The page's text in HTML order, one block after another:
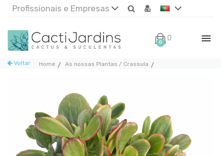
Profissionais e Empresas
0 0€
Home As nossas Plantas / Crassula
Voltar